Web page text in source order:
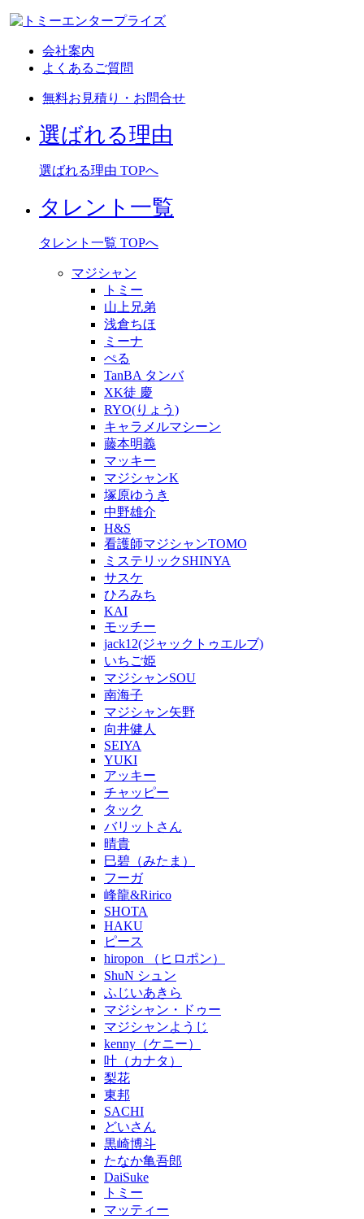
会社案内
よくあるご質問
無料お見積り・お問合せ
選ばれる理由
選ばれる理由 TOPへ
タレント一覧
タレント一覧 TOPへ
マジシャン
トミー
山上兄弟
浅倉ちほ
ミーナ
ぺる
TanBA タンバ
XK徒 慶
RYO(りょう)
キャラメルマシーン
藤本明義
マッキー
マジシャンK
塚原ゆうき
中野雄介
H&S
看護師マジシャンTOMO
ミステリックSHINYA
サスケ
ひろみち
KAI
モッチー
jack12(ジャックトゥエルブ)
いちご姫
マジシャンSOU
南海子
マジシャン矢野
向井健人
SEIYA
YUKI
アッキー
チャッピー
タック
バリットさん
晴貴
巳碧（みたま）
フーガ
峰龍&Ririco
SHOTA
HAKU
ピース
hiropon （ヒロポン）
ShuN シュン
ふじいあきら
マジシャン・ドゥー
マジシャンようじ
kenny（ケニー）
叶（カナタ）
梨花
東邦
SACHI
どいさん
黒崎博斗
たなか亀吾郎
DaiSuke
トミー
マッティー